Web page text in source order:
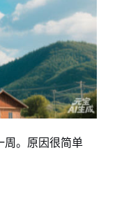
周。原因很简单